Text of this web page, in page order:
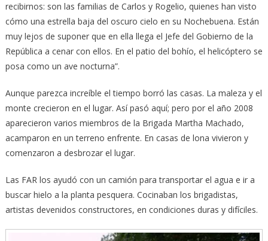
recibirnos: son las familias de Carlos y Rogelio, quienes han visto
cómo una estrella baja del oscuro cielo en su Nochebuena. Están
muy lejos de suponer que en ella llega el Jefe del Gobierno de la
República a cenar con ellos. En el patio del bohío, el helicóptero se
posa como un ave nocturna”.
Aunque parezca increíble el tiempo borró las casas. La maleza y el
monte crecieron en el lugar. Así pasó aquí; pero por el año 2008
aparecieron varios miembros de la Brigada Martha Machado,
acamparon en un terreno enfrente. En casas de lona vivieron y
comenzaron a desbrozar el lugar.
Las FAR los ayudó con un camión para transportar el agua e ir a
buscar hielo a la planta pesquera. Cocinaban los brigadistas,
artistas devenidos constructores, en condiciones duras y difíciles.